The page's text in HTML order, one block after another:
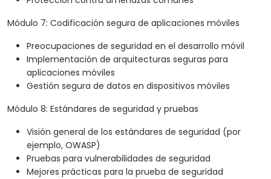
Módulo 7: Codificación segura de aplicaciones móviles
Preocupaciones de seguridad en el desarrollo móvil
Implementación de arquitecturas seguras para
aplicaciones móviles
Gestión segura de datos en dispositivos móviles
Módulo 8: Estándares de seguridad y pruebas
Visión general de los estándares de seguridad (por
ejemplo, OWASP)
Pruebas para vulnerabilidades de seguridad
Mejores prácticas para la prueba de seguridad